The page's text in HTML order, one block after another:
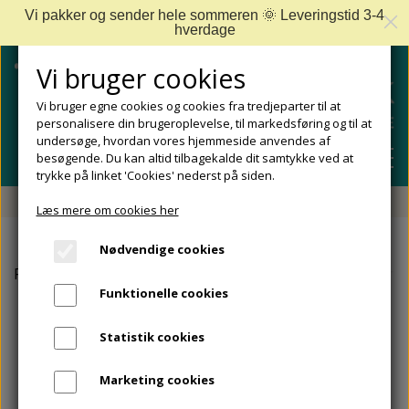
SHOP
FODCREMER
NEGLESVAMP
REDSKABER TIL FODPLEJE OG NEGLEPLEJE
FODFILE OG FODHØVLE
SÅLER, FODINDLÆG OG AFLASTNINGER
FODPROBLEMER
APOFYSITIS CALCANEI/SEVERS SYNDROM
REJSESTØRRELSER
MÆRKER
Fri fragt fra 499 DKK - Levering 1-2 hverdage
Forside
Vi bruger cookies
Vi bruger egne cookies og cookies fra tredjeparter til at
personalisere din brugeroplevelse, til markedsføring og til at
undersøge, hvordan vores hjemmeside anvendes af
besøgende. Du kan altid tilbagekalde dit samtykke ved at
trykke på linket 'Cookies' nederst på siden.
Læs mere om cookies her
Nødvendige cookies
Funktionelle cookies
Statistik cookies
Marketing cookies
Vi pakker og sender hele sommeren 🌞 Leveringstid 3-4
hverdage